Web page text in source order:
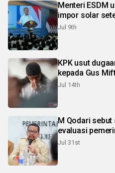
Menteri ESDM
impor solar
Jul 9th
KPK usut
kepada Gus
Jul 14th
M Qodari sebut
evaluasi
Jul 31st